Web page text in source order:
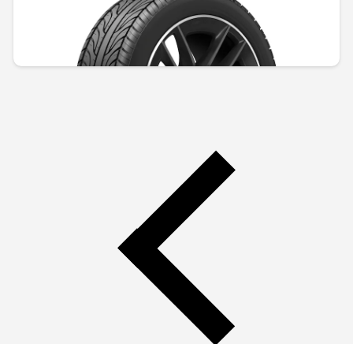
Не е налично онлайн
1603,37 € / 3135,92 лв.